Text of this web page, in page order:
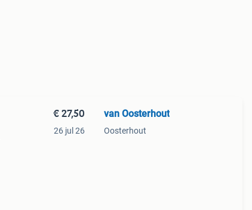
€ 27,50
26 jul 26
van Oosterhout
Oosterhout